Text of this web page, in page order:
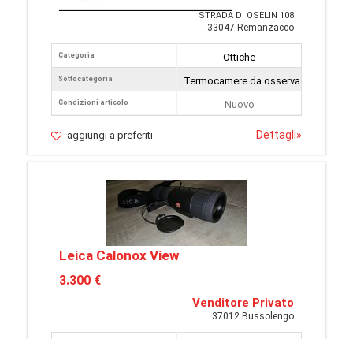
STRADA DI OSELIN 108
33047 Remanzacco
Categoria
Sottocategoria
Condizioni articolo
Ottiche
Termocamere da osservazione
Nuovo
aggiungi a preferiti Dettagli»
Leica Calonox View
3.300 €
Venditore Privato
37012 Bussolengo